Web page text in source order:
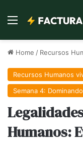
Menu
Home / Recursos
Recursos Humanos
Semana 4:
Humanos: